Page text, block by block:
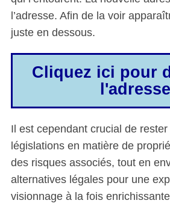
l’adresse. Afin de la voir
juste en dessous.
Cliquez ici pour
l'adresse
Il est cependant crucial de
législations en matière de
des risques associés, tout en
alternatives légales pour une
visionnage à la fois